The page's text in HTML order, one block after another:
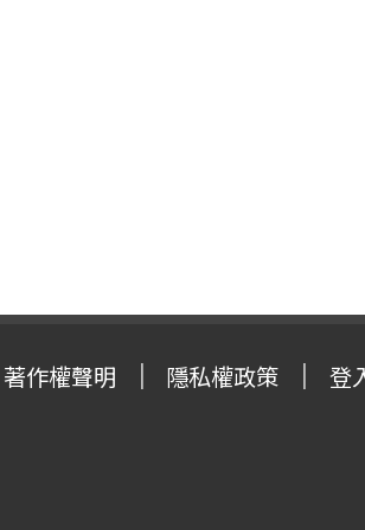
著作權聲明 隱私權政策 登